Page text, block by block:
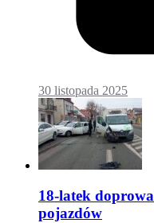
30 listopada 2025
18-latek
pojazdów